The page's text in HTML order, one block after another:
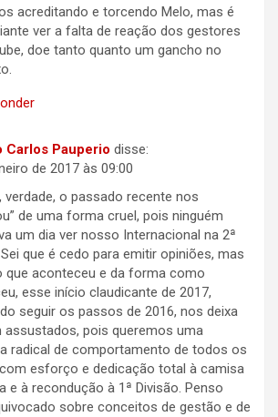
acreditando e torcendo Melo, mas é
ver a falta de reação dos gestores
doe tanto quanto um gancho no
Carlos Pauperio disse:
de 2017 às 09:00
verdade, o passado recente nos
de uma forma cruel, pois ninguém
um dia ver nosso Internacional na 2ª
que é cedo para emitir opiniões, mas
que aconteceu e da forma como
esse início claudicante de 2017,
seguir os passos de 2016, nos deixa
assustados, pois queremos uma
radical de comportamento de todos os
esforço e dedicação total à camisa
e à recondução à 1ª Divisão. Penso
sobre conceitos de gestão e de